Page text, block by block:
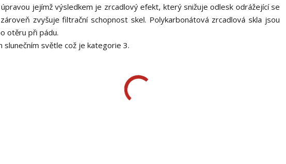
jejímž výsledkem je zrcadlový efekt, který snižuje odlesk odrážející se
zvyšuje filtrační schopnost skel. Polykarbonátová zrcadlová skla jsou
otěru při pádu.
slunečním světle což je kategorie 3.